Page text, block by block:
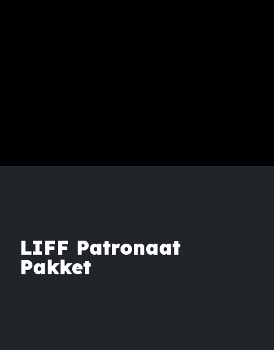
LIFF Patronaat
Pakket